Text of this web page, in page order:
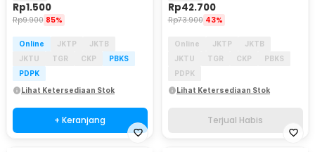
Rp1.500
Rp9.900 85%
Online JKTP
JKTB
JKTU
TGR CKP
PBKS
PDPK
Lihat Ketersediaan Stok
+ Keranjang
Rp42.700
Rp73.900 43%
Online JKTP
JKTB
JKTU
TGR CKP
PBKS
PDPK
Lihat Ketersediaan Stok
Terjual Habis